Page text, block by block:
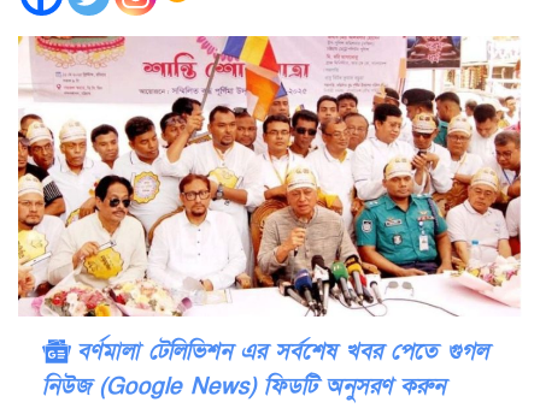
বর্ণমালা টেলিভিশন এর সর্বশেষ খবর পেতে গুগল
নিউজ (Google News) ফিডটি অনুসরণ করুন